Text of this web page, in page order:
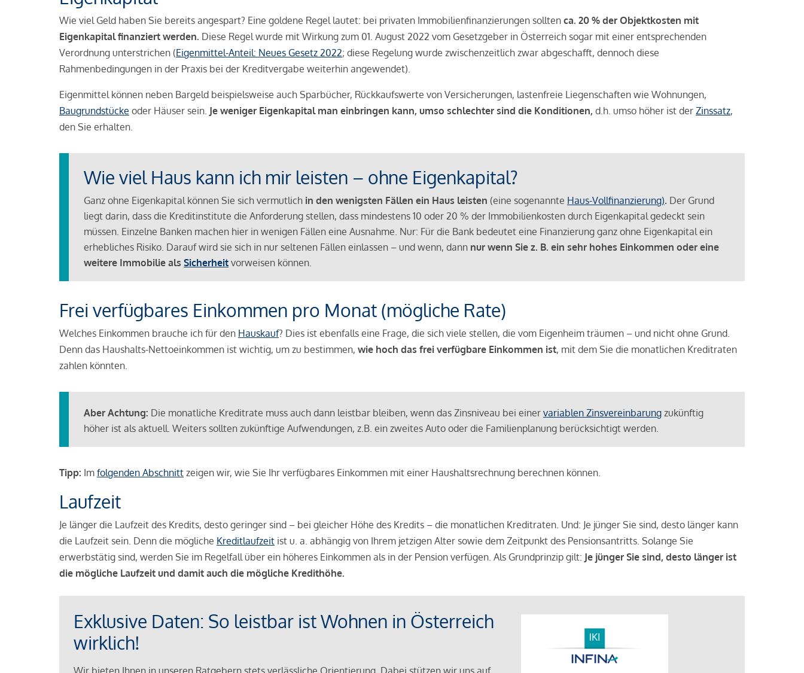
Wie viel Geld haben Sie bereits angespart? Eine goldene Regel lautet: bei privaten Immobilienfinanzierungen sollten ca. 20 % der Objektkosten mit
Eigenkapital finanziert werden. Diese Regel wurde mit Wirkung zum 01. August 2022 vom Gesetzgeber in Österreich sogar mit einer entsprechenden
Verordnung unterstrichen (Eigenmittel-Anteil: Neues Gesetz 2022; diese Regelung wurde zwischenzeitlich zwar abgeschafft, dennoch diese
Rahmenbedingungen in der Praxis bei der Kreditvergabe weiterhin angewendet).
Eigenmittel können neben Bargeld beispielsweise auch Sparbücher, Rückkaufswerte von Versicherungen, lastenfreie Liegenschaften wie Wohnungen,
Baugrundstücke oder Häuser sein. Je weniger Eigenkapital man einbringen kann, umso schlechter sind die Konditionen, d.h. umso höher ist der Zinssatz,
den Sie erhalten.
Wie viel Haus kann ich mir leisten – ohne Eigenkapital?
Ganz ohne Eigenkapital können Sie sich vermutlich in den wenigsten Fällen ein Haus leisten (eine sogenannte Haus-Vollfinanzierung). Der Grund
liegt darin, dass die Kreditinstitute die Anforderung stellen, dass mindestens 10 oder 20 % der Immobilienkosten durch Eigenkapital gedeckt sein
müssen. Einzelne Banken machen hier in wenigen Fällen eine Ausnahme. Nur: Für die Bank bedeutet eine Finanzierung ganz ohne Eigenkapital ein
erhebliches Risiko. Darauf wird sie sich in nur seltenen Fällen einlassen – und wenn, dann nur wenn Sie z. B. ein sehr hohes Einkommen oder eine
weitere Immobilie als Sicherheit vorweisen können.
Frei verfügbares Einkommen pro Monat (mögliche Rate)
Welches Einkommen brauche ich für den Hauskauf? Dies ist ebenfalls eine Frage, die sich viele stellen, die vom Eigenheim träumen – und nicht ohne Grund.
Denn das Haushalts-Nettoeinkommen ist wichtig, um zu bestimmen, wie hoch das frei verfügbare Einkommen ist, mit dem Sie die monatlichen Kreditraten
zahlen könnten.
Aber Achtung: Die monatliche Kreditrate muss auch dann leistbar bleiben, wenn das Zinsniveau bei einer variablen Zinsvereinbarung zukünftig
höher ist als aktuell. Weiters sollten zukünftige Aufwendungen, z.B. ein zweites Auto oder die Familienplanung berücksichtigt werden.
Tipp: Im folgenden Abschnitt zeigen wir, wie Sie Ihr verfügbares Einkommen mit einer Haushaltsrechnung berechnen können.
Laufzeit
Je länger die Laufzeit des Kredits, desto geringer sind – bei gleicher Höhe des Kredits – die monatlichen Kreditraten. Und: Je jünger Sie sind, desto länger kann
die Laufzeit sein. Denn die mögliche Kreditlaufzeit ist u. a. abhängig von Ihrem jetzigen Alter sowie dem Zeitpunkt des Pensionsantritts. Solange Sie
erwerbstätig sind, werden Sie im Regelfall über ein höheres Einkommen als in der Pension verfügen. Als Grundprinzip gilt: Je jünger Sie sind, desto länger ist
die mögliche Laufzeit und damit auch die mögliche Kredithöhe.
Exklusive Daten: So leistbar ist Wohnen in Österreich
wirklich!